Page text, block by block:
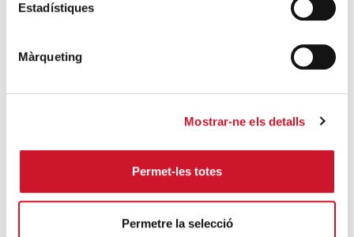
Estadístiques
Màrqueting
Mostrar-ne els detalls
Permet-les totes
Permetre la selecció
l’exclusió
Josep Omella, i es posa a la seva disposició
nostra societat